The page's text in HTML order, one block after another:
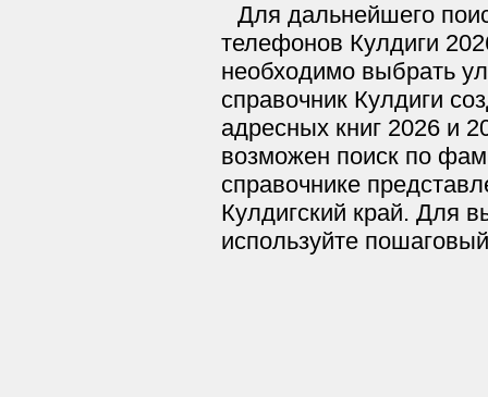
Для дальнейшего
телефонов Кулдиги
необходимо выбрать
справочник Кулдиги
адресных книг 2026 и
возможен поиск по
справочнике
Кулдигский край. Для
используйте